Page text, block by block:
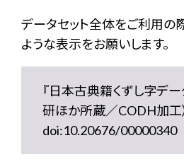
データセット全体をご利用の
ような表示をお願いします。
『日本古典籍くずし字デー
研ほか所蔵／CODH加工
doi:10.20676/00000340